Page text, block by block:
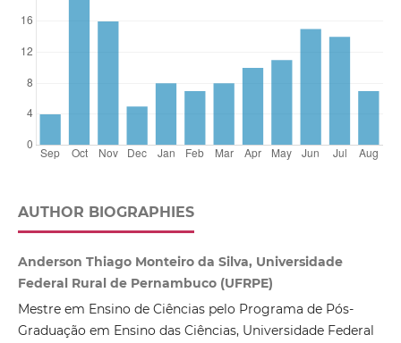
AUTHOR BIOGRAPHIES
Anderson Thiago Monteiro da Silva, Universidade
Federal Rural de Pernambuco (UFRPE)
Mestre em Ensino de Ciências pelo Programa de Pós-
Graduação em Ensino das Ciências, Universidade Federal